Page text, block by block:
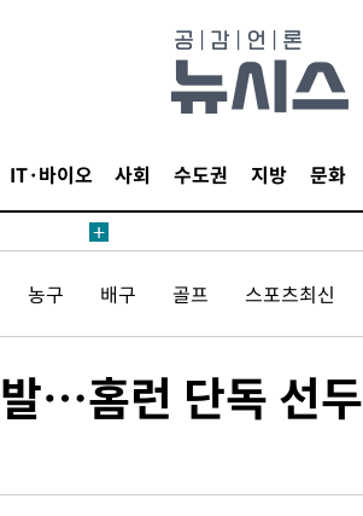
IT·바이오 사회 수도권 지방 문화
수수색
위 등 9곳
발
장
, 3명은 중
농구 배구 골프 스포츠최신
…홈런 단독 선두